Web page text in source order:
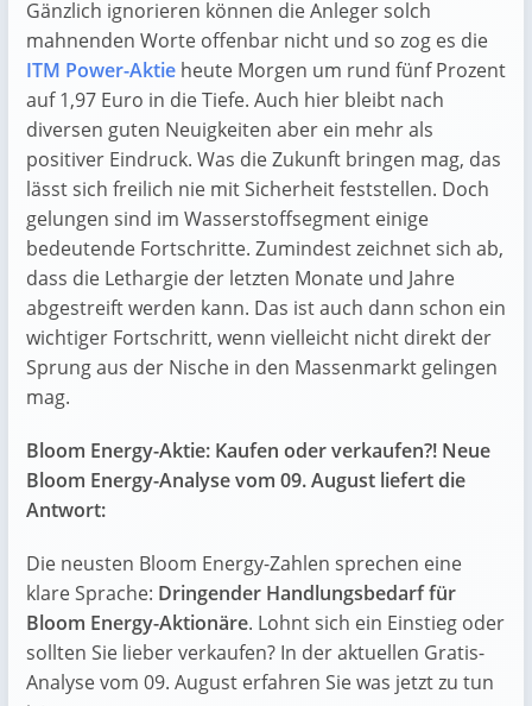
Gänzlich ignorieren können die Anleger solch
mahnenden Worte offenbar nicht und so zog es die
ITM Power-Aktie heute Morgen um rund fünf Prozent
auf 1,97 Euro in die Tiefe. Auch hier bleibt nach
diversen guten Neuigkeiten aber ein mehr als
positiver Eindruck. Was die Zukunft bringen mag, das
lässt sich freilich nie mit Sicherheit feststellen. Doch
gelungen sind im Wasserstoffsegment einige
bedeutende Fortschritte. Zumindest zeichnet sich ab,
dass die Lethargie der letzten Monate und Jahre
abgestreift werden kann. Das ist auch dann schon ein
wichtiger Fortschritt, wenn vielleicht nicht direkt der
Sprung aus der Nische in den Massenmarkt gelingen
mag.
Bloom Energy-Aktie: Kaufen oder verkaufen?! Neue
Bloom Energy-Analyse vom 09. August liefert die
Antwort:
Die neusten Bloom Energy-Zahlen sprechen eine
klare Sprache: Dringender Handlungsbedarf für
Bloom Energy-Aktionäre. Lohnt sich ein Einstieg oder
sollten Sie lieber verkaufen? In der aktuellen Gratis-
Analyse vom 09. August erfahren Sie was jetzt zu tun